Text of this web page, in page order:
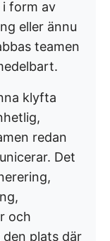
form av
eller ännu
teamen
klyfta
redan
Det
och
plats där